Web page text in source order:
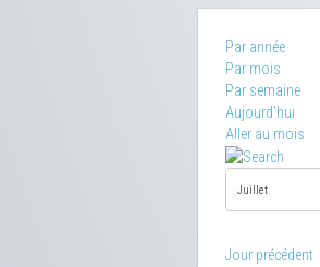
Par année
Par mois
Par semaine
Aujourd'hui
Aller au mois
Jour précédent